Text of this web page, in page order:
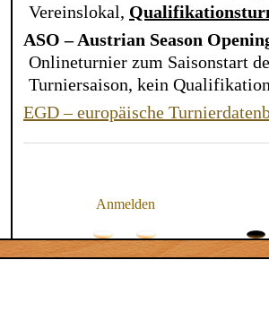
Vereinslokal,
ASO – Austrian Season
Onlineturnier zum Saisonstart
Turniersaison, kein
EGD – europäische
Anmelden